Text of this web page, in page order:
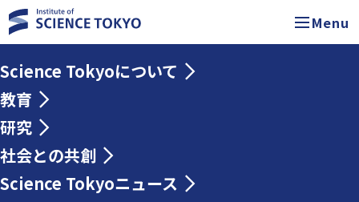
Menu
Science Tokyoについて
教育
研究
社会との共創
Science Tokyoニュース